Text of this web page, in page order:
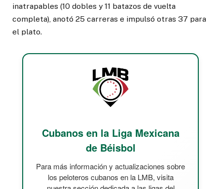
inatrapables (10 dobles y 11 batazos de vuelta
completa), anotó 25 carreras e impulsó otras 37 para
el plato.
Cubanos en la Liga Mexicana
de Béisbol
Para más información y actualizaciones sobre
los peloteros cubanos en la LMB, visita